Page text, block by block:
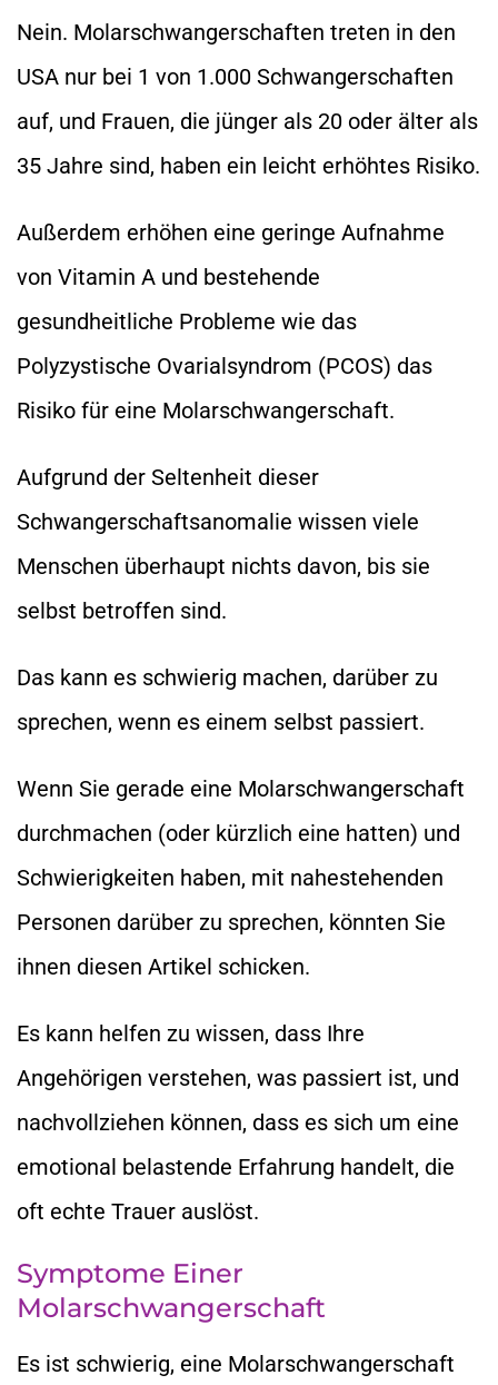
Nein. Molarschwangerschaften treten in den
USA nur bei 1 von 1.000 Schwangerschaften
auf, und Frauen, die jünger als 20 oder älter als
35 Jahre sind, haben ein leicht erhöhtes Risiko.
Außerdem erhöhen eine geringe Aufnahme
von Vitamin A und bestehende
gesundheitliche Probleme wie das
Polyzystische Ovarialsyndrom (PCOS) das
Risiko für eine Molarschwangerschaft.
Aufgrund der Seltenheit dieser
Schwangerschaftsanomalie wissen viele
Menschen überhaupt nichts davon, bis sie
selbst betroffen sind.
Das kann es schwierig machen, darüber zu
sprechen, wenn es einem selbst passiert.
Wenn Sie gerade eine Molarschwangerschaft
durchmachen (oder kürzlich eine hatten) und
Schwierigkeiten haben, mit nahestehenden
Personen darüber zu sprechen, könnten Sie
ihnen diesen Artikel schicken.
Es kann helfen zu wissen, dass Ihre
Angehörigen verstehen, was passiert ist, und
nachvollziehen können, dass es sich um eine
emotional belastende Erfahrung handelt, die
oft echte Trauer auslöst.
Symptome Einer
Molarschwangerschaft
Es ist schwierig, eine Molarschwangerschaft